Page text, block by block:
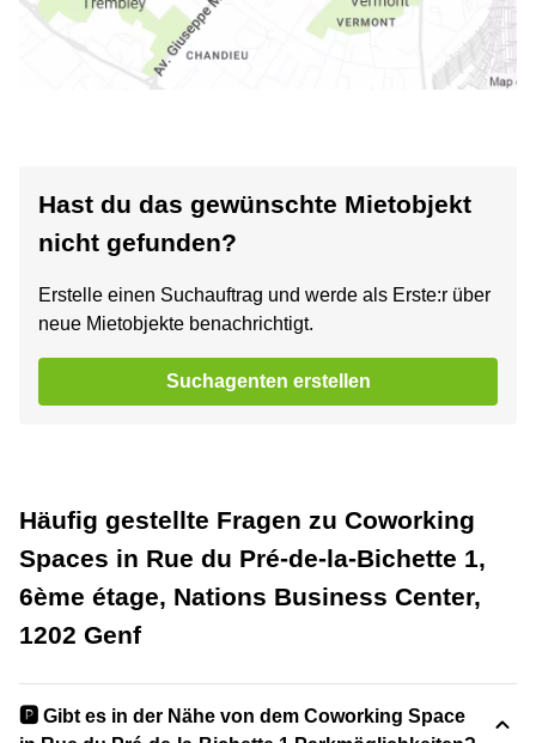
Hast du das gewünschte Mietobjekt
nicht gefunden?
Erstelle einen Suchauftrag und werde als Erste:r über
neue Mietobjekte benachrichtigt.
Suchagenten erstellen
Häufig gestellte Fragen zu Coworking
Spaces in Rue du Pré-de-la-Bichette 1,
6ème étage, Nations Business Center,
1202 Genf
🅿️ Gibt es in der Nähe von dem Coworking Space